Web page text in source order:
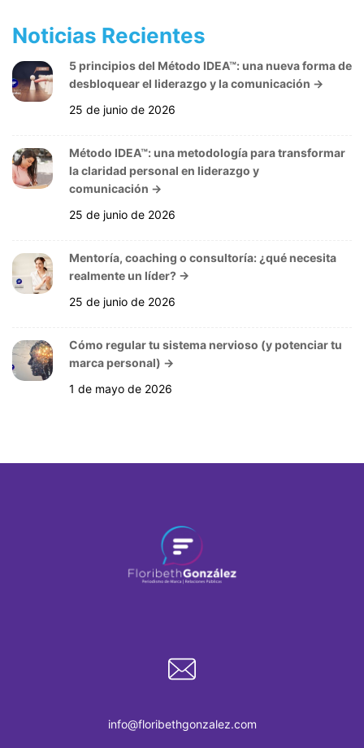
Noticias Recientes
5 principios del Método IDEA™: una nueva forma de
desbloquear el liderazgo y la comunicación →
25 de junio de 2026
Método IDEA™: una metodología para transformar
la claridad personal en liderazgo y
comunicación →
25 de junio de 2026
Mentoría, coaching o consultoría: ¿qué necesita
realmente un líder? →
25 de junio de 2026
Cómo regular tu sistema nervioso (y potenciar tu
marca personal) →
1 de mayo de 2026
info@floribethgonzalez.com